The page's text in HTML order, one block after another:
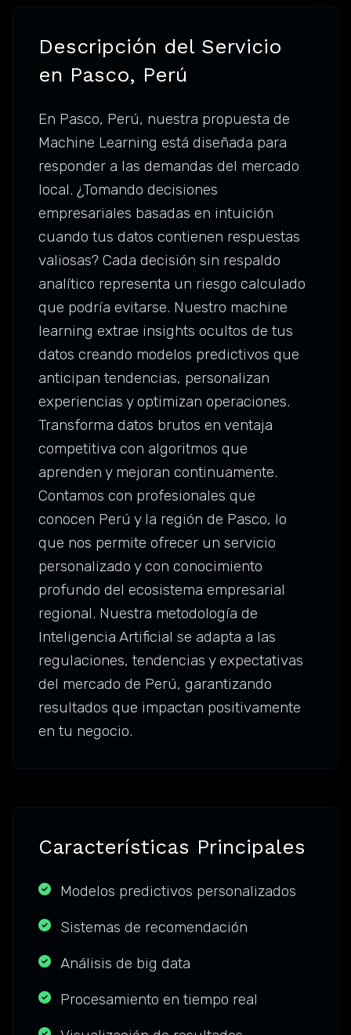
Descripción del Servicio
en Pasco, Perú
En Pasco, Perú, nuestra propuesta de
Machine Learning está diseñada para
responder a las demandas del mercado
local. ¿Tomando decisiones
empresariales basadas en intuición
cuando tus datos contienen respuestas
valiosas? Cada decisión sin respaldo
analítico representa un riesgo calculado
que podría evitarse. Nuestro machine
learning extrae insights ocultos de tus
datos creando modelos predictivos que
anticipan tendencias, personalizan
experiencias y optimizan operaciones.
Transforma datos brutos en ventaja
competitiva con algoritmos que
aprenden y mejoran continuamente.
Contamos con profesionales que
conocen Perú y la región de Pasco, lo
que nos permite ofrecer un servicio
personalizado y con conocimiento
profundo del ecosistema empresarial
regional. Nuestra metodología de
Inteligencia Artificial se adapta a las
regulaciones, tendencias y expectativas
del mercado de Perú, garantizando
resultados que impactan positivamente
en tu negocio.
Características Principales
Modelos predictivos personalizados
Sistemas de recomendación
Análisis de big data
Procesamiento en tiempo real